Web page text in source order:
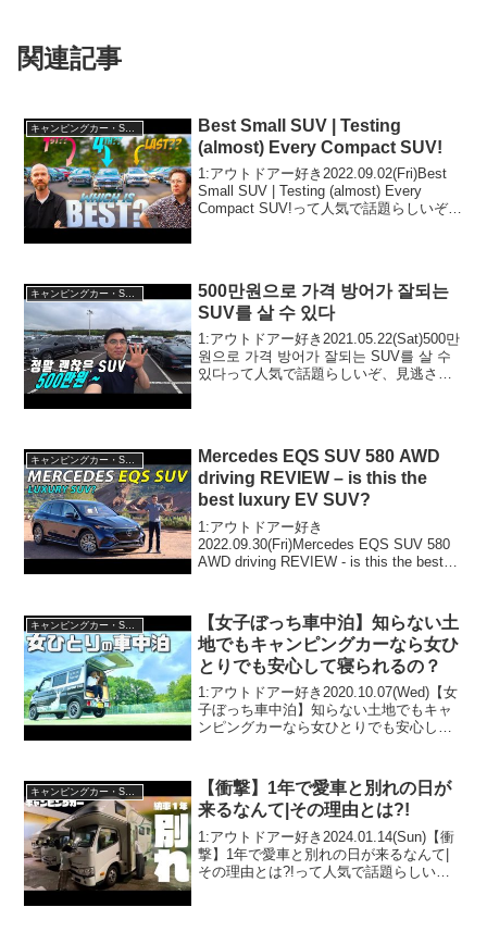
関連記事
Best Small SUV | Testing
(almost) Every Compact SUV!
1:アウトドアー好き2022.09.02(Fri)Best
Small SUV | Testing (almost) Every
Compact SUV!って人気で話題らしいぞ、
キャンピングカー・SUV人気車種
500만원으로 가격 방어가 잘되는
SUV를 살 수 있다
1:アウトドアー好き2021.05.22(Sat)500만
원으로 가격 방어가 잘되는 SUV를 살 수
있다って人気で話題らしいぞ、見逃さな
Mercedes EQS SUV 580 AWD
driving REVIEW – is this the
best luxury EV SUV?
1:アウトドアー好き
2022.09.30(Fri)Mercedes EQS SUV 580
AWD driving REVIEW - is this the best
キャンピングカー・SUV人気車種
【女子ぼっち車中泊】知らない土
地でもキャンピングカーなら女ひ
とりでも安心して寝られるの？
1:アウトドアー好き2020.10.07(Wed)【女
子ぼっち車中泊】知らない土地でもキャ
ンピングカーなら女ひとりでも安心して
2020.10.07(Wed)この動画は注...
【衝撃】1年で愛車と別れの日が
来るなんて|その理由とは?!
1:アウトドアー好き2024.01.14(Sun)【衝
撃】1年で愛車と別れの日が来るなんて|
その理由とは?!って人気で話題らしい